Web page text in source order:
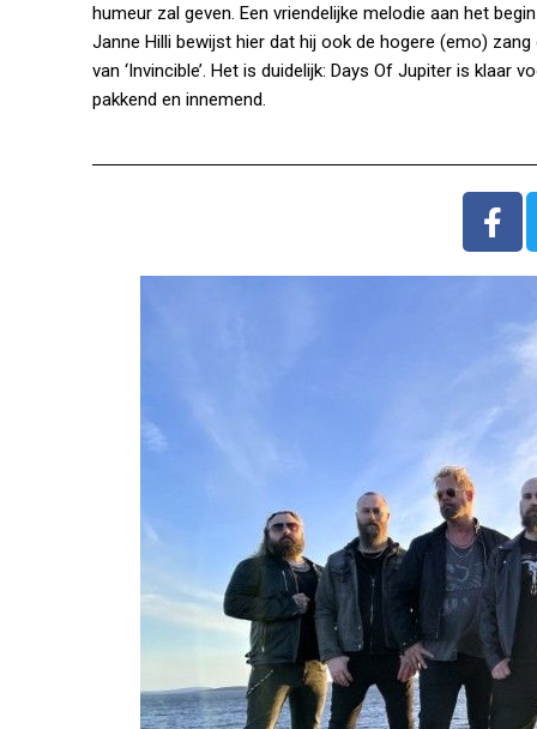
humeur zal geven. Een vriendelijke melodie aan het
Janne Hilli bewijst hier dat hij ook de hogere (emo)
van ‘Invincible’. Het is duidelijk: Days Of Jupiter is klaar
pakkend en innemend.